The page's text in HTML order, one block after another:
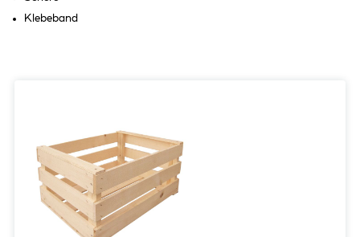
Klebeband